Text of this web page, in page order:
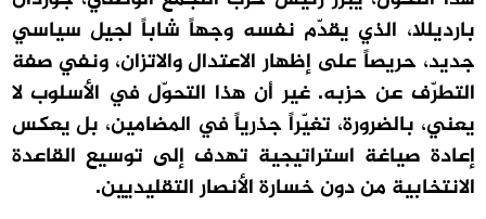
بارديللا، الذي يقدّم نفسه وجهاً شاباً لجيل سياسي
جديد، حريصاً على إظهار الاعتدال والاتزان، ونفي صفة
التطرّف عن حزبه. غير أن هذا التحوّل في الأسلوب لا
يعني، بالضرورة، تغيّراً جذرياً في المضامين، بل يعكس
إعادة صياغة استراتيجية تهدف إلى توسيع القاعدة
الانتخابية من دون خسارة الأنصار التقليديين.